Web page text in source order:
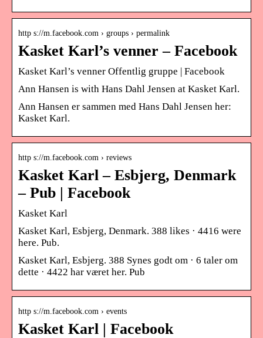
http s://m.facebook.com › groups › permalink
Kasket Karl’s venner – Facebook
Kasket Karl’s venner Offentlig gruppe | Facebook
Ann Hansen is with Hans Dahl Jensen at Kasket Karl.
Ann Hansen er sammen med Hans Dahl Jensen her:
Kasket Karl.
http s://m.facebook.com › reviews
Kasket Karl – Esbjerg, Denmark
– Pub | Facebook
Kasket Karl
Kasket Karl, Esbjerg, Denmark. 388 likes · 4416 were
here. Pub.
Kasket Karl, Esbjerg. 388 Synes godt om · 6 taler om
dette · 4422 har været her. Pub
http s://m.facebook.com › events
Kasket Karl | Facebook